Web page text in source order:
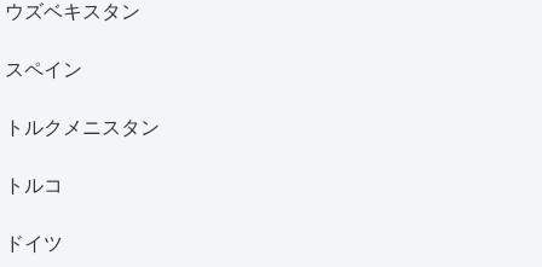
ウズベキスタン
スペイン
トルクメニスタン
トルコ
ドイツ